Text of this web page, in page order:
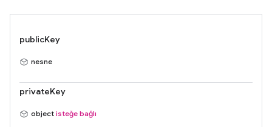
publicKey
nesne
privateKey
object isteğe bağlı